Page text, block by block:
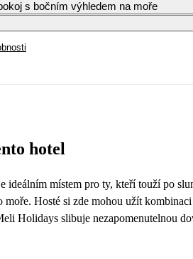
s bočním výhledem na moře
hotel
ideálním místem pro ty, kteří touží po
moře. Hosté si zde mohou užít
Holidays slibuje nezapomenutelnou